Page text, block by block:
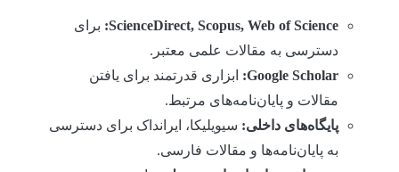
ScienceDirect, Scopus, Web of Science: برای
دسترسی به مقالات علمی معتبر.
Google Scholar: ابزاری قدرتمند برای یافتن
مقالات و پایان‌نامه‌های مرتبط.
پایگاه‌های داخلی: سیویلیکا، ایرانداک برای دسترسی
به پایان‌نامه‌ها و مقالات فارسی.